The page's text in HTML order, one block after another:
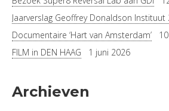
Jaarverslag Geoffrey Donaldson Instituut
Documentaire ‘Hart van Amsterdam’
FILM in DEN HAAG
1 juni 2026
Archieven